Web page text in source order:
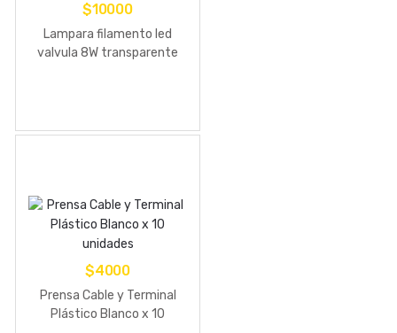
$10000
Lampara filamento led
valvula 8W transparente
$4000
Prensa Cable y Terminal
Plástico Blanco x 10